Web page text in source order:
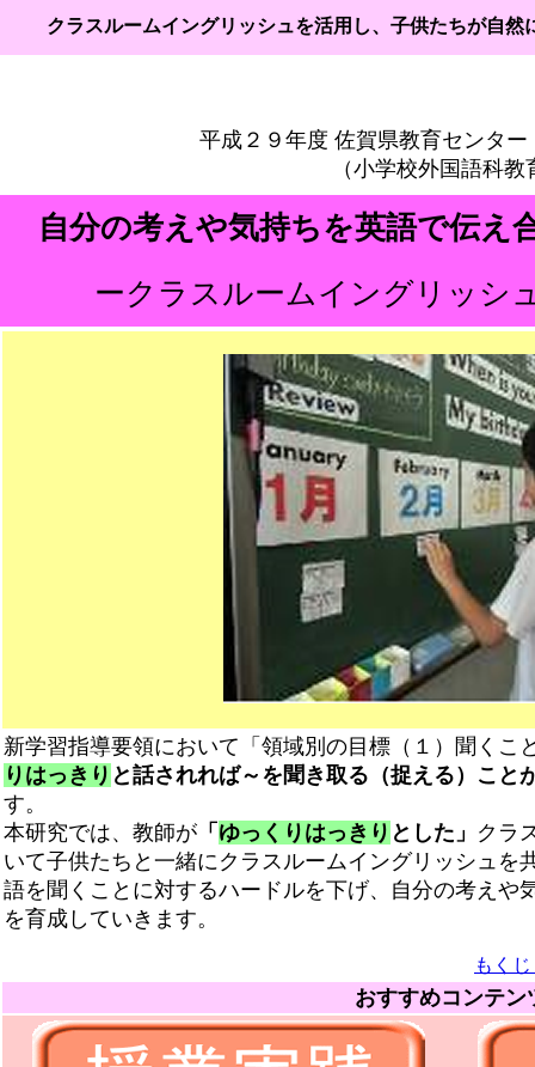
クラスルームイングリッシュを活用し、子供たちが自
平成２９年度 佐賀県教育センタ
（小学校外国語科教
自分の考えや気持ちを英語で伝え
ークラスルームイングリッシ
新学習指導要領において「領域別の目標（１）聞くこ
りはっきり と話されれば～を聞き取る（捉える）こと
す。
本研究では、 教師が 「 ゆっくりはっきり と した」 クラ
いて子供たちと一緒にクラスルームイングリッシュを
語を聞くことに対するハードルを下げ、自分の考えや
を育成していきます。
もく
おすすめコンテン